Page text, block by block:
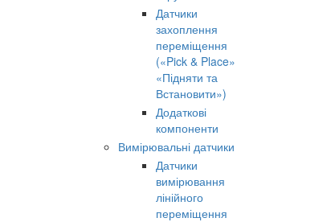
Датчики
захоплення
переміщення
(«Pick & Place»
«Підняти та
Встановити»)
Додаткові
компоненти
Вимірювальні датчики
Датчики
вимірювання
лінійного
переміщення